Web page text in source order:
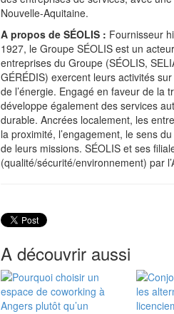
Nouvelle-Aquitaine.
A propos de SÉOLIS : Fournisseur
1927, le Groupe SÉOLIS est un
entreprises du Groupe (SÉOLIS,
GÉRÉDIS) exercent leurs activités
de l’énergie. Engagé en faveur de la
développe également des services
durable. Ancrées localement, les
la proximité, l’engagement, le sens
de leurs missions. SÉOLIS et ses
(qualité/sécurité/environnement) par
A découvrir aussi